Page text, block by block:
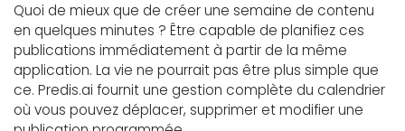
Quoi de mieux que de créer une semaine de contenu
en quelques minutes ? Être capable de planifiez ces
publications immédiatement à partir de la même
application. La vie ne pourrait pas être plus simple que
ce. Predis.ai fournit une gestion complète du calendrier
où vous pouvez déplacer, supprimer et modifier une